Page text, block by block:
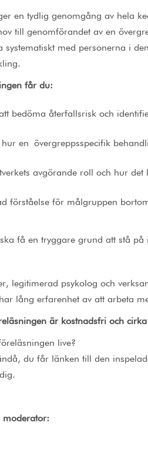
en tydlig genomgång av hela
till genomförandet av en
systematiskt med personerna i
får du:
bedöma återfallsrisk och
hur en övergreppsspecifik
avgörande roll och hur det
förståelse för målgruppen
få en tryggare grund att stå
legitimerad psykolog och
lång erfarenhet av att arbeta
är kostnadsfri och
live?
du får länken till den
moderator: